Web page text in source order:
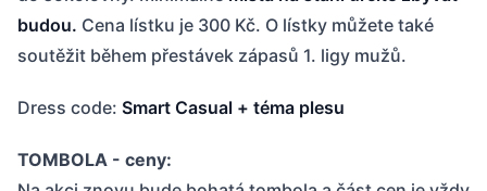
budou. Cena lístku je 300 Kč. O lístky můžete také
soutěžit během přestávek zápasů 1. ligy mužů.
Dress code: Smart Casual + téma plesu
TOMBOLA - ceny: